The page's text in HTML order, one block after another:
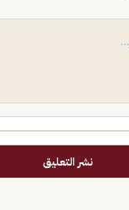
نشر التعليق